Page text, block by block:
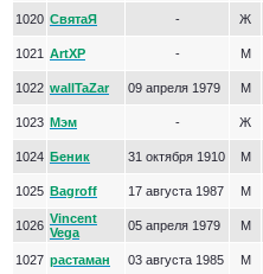
1020 СвятаЯ - Ж
1021 ArtXP - М
1022 wallTaZar 09 апреля 1979 М
1023 Мэм - Ж
1024 Беник 31 октября 1910 М
1025 Bagroff 17 августа 1987 М
1026 Vincent
Vega
05 апреля 1979 М
1027 растаман 03 августа 1985 М